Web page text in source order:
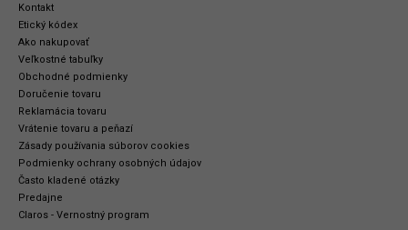
Kontakt
Etický kódex
Ako nakupovať
Veľkostné tabuľky
Obchodné podmienky
Doručenie tovaru
Reklamácia tovaru
Vrátenie tovaru a peňazí
Zásady používania súborov cookies
Podmienky ochrany osobných údajov
Často kladené otázky
Predajne
Claros - Vernostný program